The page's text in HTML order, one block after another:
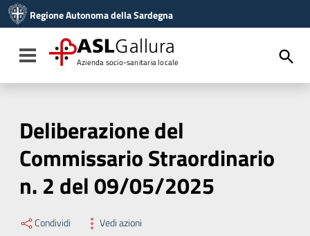
Vai al menu di navigazione
Vai al footer
Regione Autonoma della Sardegna
Toggle navigation
ASLGallura
Azienda socio-sanitaria locale
Deliberazione del
Commissario Straordinario
n. 2 del 09/05/2025
Condividi Vedi azioni